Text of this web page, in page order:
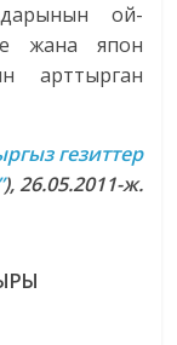
ой-
жана япон
арттырган
гезиттер
), 26.05.2011-ж.